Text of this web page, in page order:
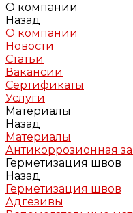
О компании
Назад
О компании
Новости
Статьи
Вакансии
Сертификаты
Услуги
Материалы
Назад
Материалы
Антикоррозионная
Герметизация швов
Назад
Герметизация швов
Адгезивы